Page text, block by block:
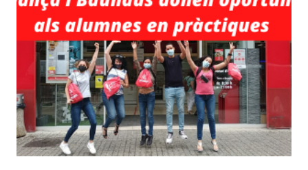
ESCOLAR
SENSIBILITZANT
A
MÉS
DE
570
ALUMNES
A
TRAVÉS
DE
LES
NOSTRES